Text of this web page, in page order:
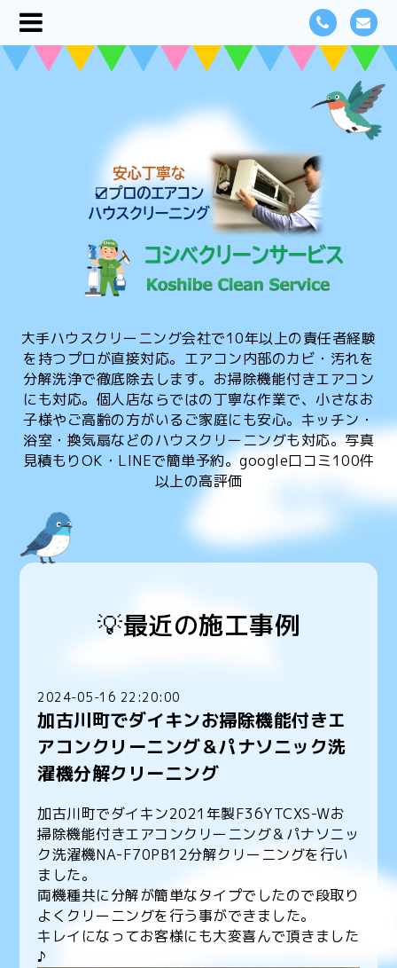
大手ハウスクリーニング会社で10年以上の責任者経験
を持つプロが直接対応。エアコン内部のカビ・汚れを
分解洗浄で徹底除去します。お掃除機能付きエアコン
にも対応。個人店ならではの丁寧な作業で、小さなお
子様やご高齢の方がいるご家庭にも安心。キッチン・
浴室・換気扇などのハウスクリーニングも対応。写真
見積もりOK・LINEで簡単予約。google口コミ100件
以上の高評価
💡最近の施工事例
2024-05-16 22:20:00
加古川町でダイキンお掃除機能付きエ
アコンクリーニング＆パナソニック洗
濯機分解クリーニング
加古川町でダイキン2021年製F36YTCXS-Wお
掃除機能付きエアコンクリーニング＆パナソニッ
ク洗濯機NA-F70PB12分解クリーニングを行い
ました。
両機種共に分解が簡単なタイプでしたので段取り
よくクリーニングを行う事ができました。
キレイになってお客様にも大変喜んで頂きました
♪